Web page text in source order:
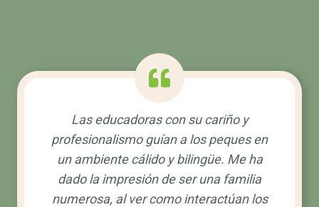
Las educadoras con su cariño y
profesionalismo guían a los peques en
un ambiente cálido y bilingüe. Me ha
dado la impresión de ser una familia
numerosa, al ver como interactúan los